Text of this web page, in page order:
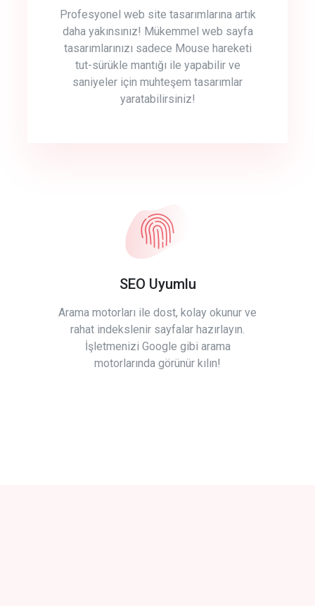
Profesyonel web site tasarımlarına artık
daha yakınsınız! Mükemmel web sayfa
tasarımlarınızı sadece Mouse hareketi
tut-sürükle mantığı ile yapabilir ve
saniyeler için muhteşem tasarımlar
yaratabilirsiniz!
SEO Uyumlu
Arama motorları ile dost, kolay okunur ve
rahat indekslenir sayfalar hazırlayın.
İşletmenizi Google gibi arama
motorlarında görünür kılın!